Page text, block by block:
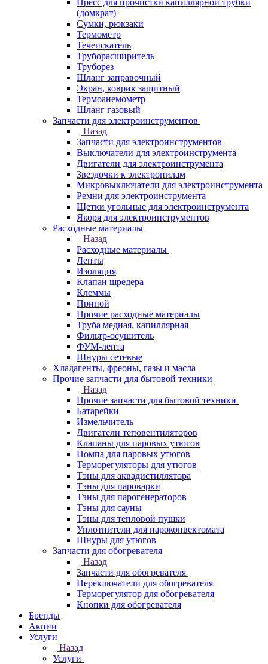
Пресс для прочистки капиллярной трубки
(домкрат)
Сумки, рюкзаки
Термометр
Течеискатель
Труборасширитель
Труборез
Шланг заправочный
Экран, коврик защитный
Термоанемометр
Шланг газовый
Запчасти для электроинструментов
Назад
Запчасти для электроинструментов
Выключатели для электроинструмента
Двигатели для электроинструмента
Звездочки к электропилам
Микровыключатели для электроинструмента
Ремни для электроинструмента
Щетки угольные для электроинструмента
Якоря для электроинструментов
Расходные материалы
Назад
Расходные материалы
Ленты
Изоляция
Клапан шредера
Клеммы
Припой
Прочие расходные материалы
Труба медная, капиллярная
Фильтр-осушитель
ФУМ-лента
Шнуры сетевые
Хладагенты, фреоны, газы и масла
Прочие запчасти для бытовой техники
Назад
Прочие запчасти для бытовой техники
Батарейки
Измельчитель
Двигатели теповентиляторов
Клапаны для паровых утюгов
Помпа для паровых утюгов
Терморегуляторы для утюгов
Тэны для аквадистиллятора
Тэны для пароварки
Тэны для парогенераторов
Тэны для сауны
Тэны для тепловой пушки
Уплотнители для пароконвектомата
Шнуры для утюгов
Запчасти для обогревателя
Назад
Запчасти для обогревателя
Переключатели для обогревателя
Терморегулятор для обогревателя
Кнопки для обогревателя
Бренды
Акции
Услуги
Назад
Услуги